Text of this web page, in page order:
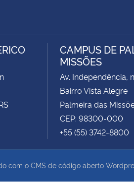
CAMPUS DE
MISSÕES
Av. Independência,
Bairro Vista Alegre
Palmeira das
CEP: 98300-000
+55 (55) 3742-8800
com o CMS de código aberto